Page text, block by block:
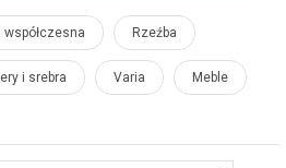
współczesna Rzeźba
i srebra Varia Meble